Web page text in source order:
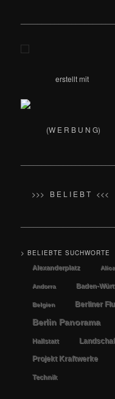
erstellt mit
(W E R B U N G)
>>> B E L I E B T <<<
> BELIEBTE SUCHWORTE
Alexanderplatz
Andorra Baden-
Belgien Berliner
Berlin Panorama
Hallstatt
Projekt Kraftwerke
Technik